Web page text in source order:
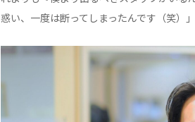
惑い、一度は断ってしまったんです（笑）」